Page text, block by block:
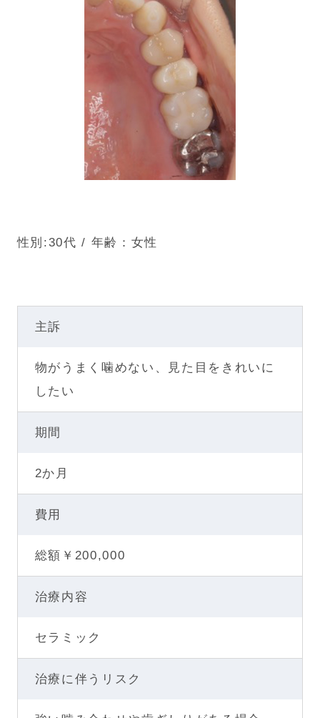
性別:30代 / 年齢：女性
主訴
物がうまく噛めない、見た目をきれいに
したい
期間
2か月
費用
総額￥200,000
治療内容
セラミック
治療に伴うリスク